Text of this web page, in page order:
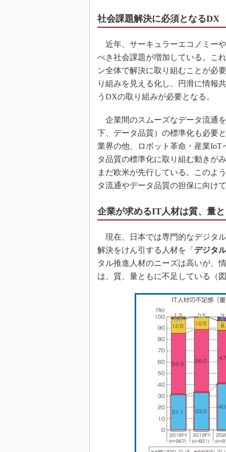
社会課題解決に必須となるDX
近年、サーキュラーエコノミー
べき社会課題が増加している。こ
ン全体で解決に取り組むことが必
り組みを見える化し、円滑に情報
うDXの取り組みが必要となる。
企業間のスムーズなデータ流通
下、データ品質）の標準化も必要
業界の他、ロボット革命・産業
タ品質の標準化に取り組む動きが
まだ欧米が先行している。このよ
タ流通やデータ品質の担保に向け
企業が求めるIT人材は質、量
現在、日本では専門的なデジタ
解決をけん引する人材を「 デジタ
タル推進人材のニーズは高いが、
は、質、量ともに不足している（